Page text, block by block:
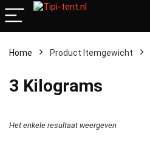
Home Product Itemgewicht
‎3 Kilograms
Het enkele resultaat weergeven